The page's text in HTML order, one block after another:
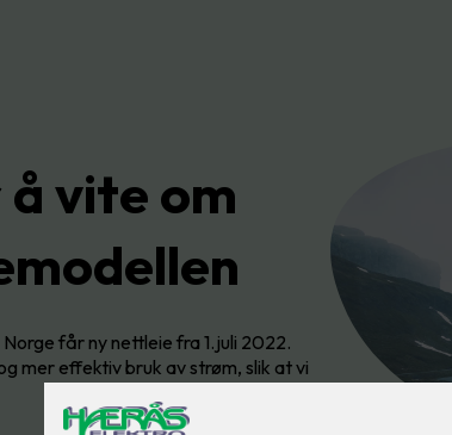
vite om
får ny nettleie fra 1.juli 2022.
mer effektiv bruk av strøm, slik at vi